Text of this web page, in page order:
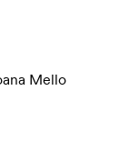
Mello